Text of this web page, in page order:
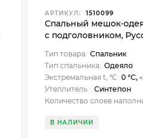
АРТИКУЛ: 1510099
Спальный мешок-
с подголовником,
Тип товара: Спальник
Тип спальника: Одеяло
Экстремальная t, ℃: 0 °C,
Утеплитель : Синтепон
Количество слоев
В НАЛИЧИИ